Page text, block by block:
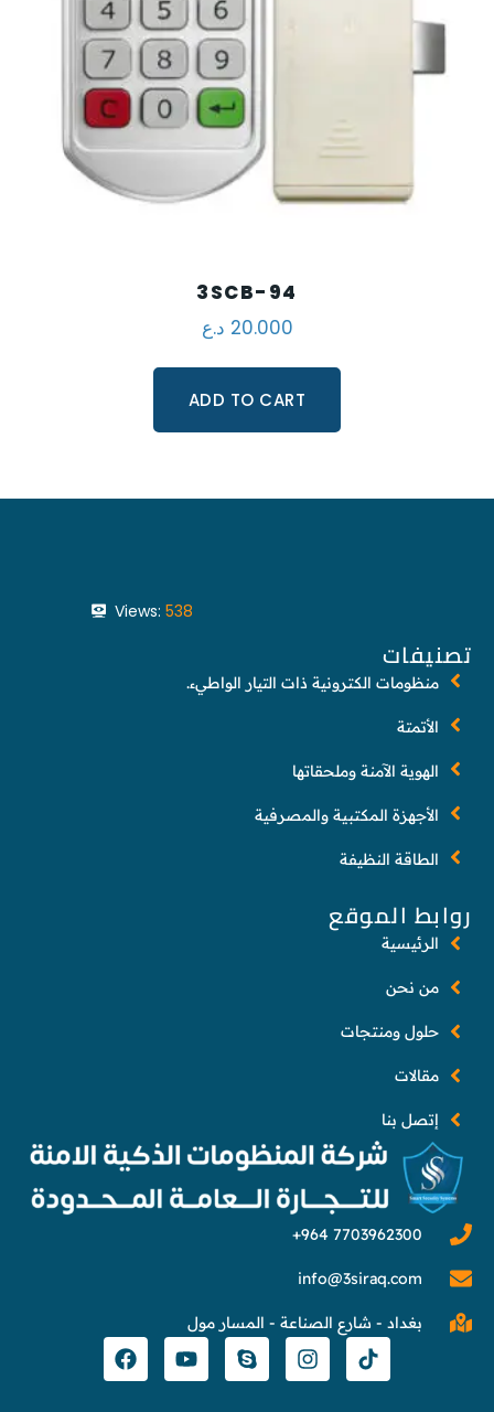
3SCB-94
20.000 د.ع
ADD TO CART
info@3siraq.com
بغداد - شارع الصناعة - المسار مول
روابط الموقع
الرئيسية
من نحن
حلول ومنتجات
مقالات
إتصل بنا
Views: 538
تصنيفات
منظومات الكترونية ذات التيار الواطيء.
الأتمتة
الهوية الآمنة وملحقاتها
الأجهزة المكتبية والمصرفية
الطاقة النظيفة